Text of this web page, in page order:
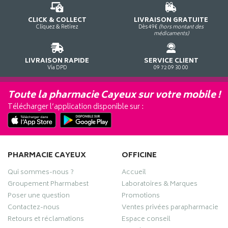
CLICK & COLLECT
Cliquez & Retirez
LIVRAISON GRATUITE
Dès 49€ (hors montant des
médicaments)
LIVRAISON RAPIDE
Via DPD
SERVICE CLIENT
09 72 09 30 00
Toute la pharmacie Cayeux sur votre mobile !
Télécharger l’application disponible sur :
PHARMACIE CAYEUX
Qui sommes-nous ?
Groupement Pharmabest
Poser une question
Contactez-nous
Retours et réclamations
OFFICINE
Accueil
Laboratoires & Marques
Promotions
Ventes privées parapharmacie
Espace conseil